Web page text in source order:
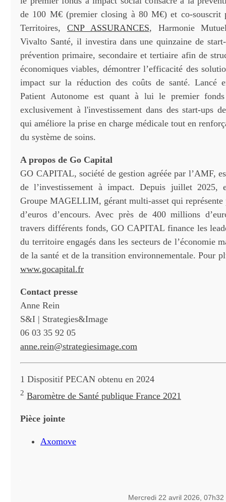
de 100 M€ (premier closing à 80 M€) et co-souscrit
Territoires, CNP ASSURANCES, Harmonie
Vivalto Santé, il investira dans une quinzaine de
prévention primaire, secondaire et tertiaire afin de
économiques viables, démontrer l’efficacité des
impact sur la réduction des coûts de santé. Lancé
Patient Autonome est quant à lui le premier
exclusivement à l'investissement dans des start-ups
qui améliore la prise en charge médicale tout en
du système de soins.
A propos de Go Capital
GO CAPITAL, société de gestion agréée par l’AMF,
de l’investissement à impact. Depuis juillet
Groupe MAGELLIM, gérant multi-asset qui représente
d’euros d’encours. Avec près de 400 millions
travers différents fonds, GO CAPITAL finance les
du territoire engagés dans les secteurs de l’économie
de la santé et de la transition environnementale. Pour
www.gocapital.fr
Contact presse
Anne Rein
S&I | Strategies&Image
06 03 35 92 05
anne.rein@strategiesimage.com
1 Dispositif PECAN obtenu en 2024
2 Baromètre de Santé publique France 2021
Pièce jointe
Axomove
Mercredi 22 avril 2026,